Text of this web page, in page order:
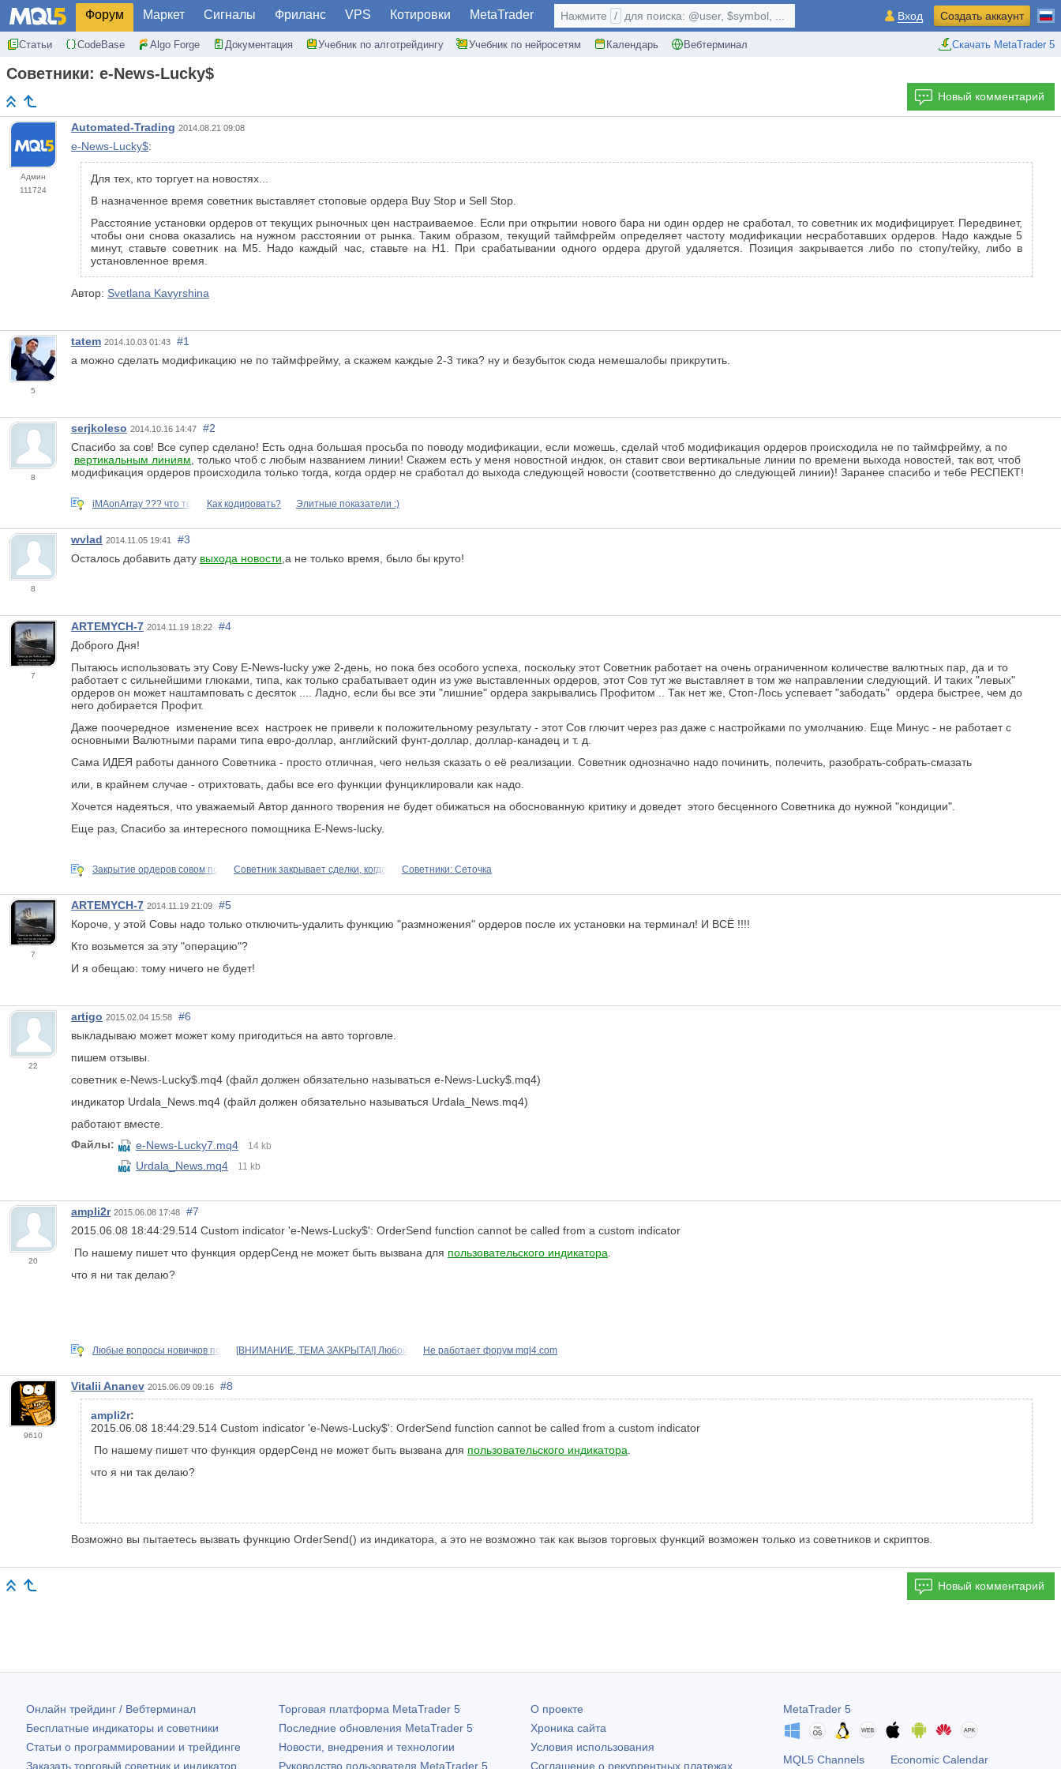
Форум Маркет Сигналы Фриланс VPS Котировки MetaTrader
Статьи CodeBase Algo Forge Документация Учебник по алготрейдингу Учебник по нейросетям Календарь Вебтерминал Скачать MetaTrader 5
Нажмите / для поиска: @user, $symbol, ... Вход Создать аккаунт
Советники: e-News-Lucky$
Новый комментарий
Админ
111724
Automated-Trading 2014.08.21 09:08
e-News-Lucky$:
Для тех, кто торгует на новостях...
В назначенное время советник выставляет стоповые ордера Buy Stop и Sell Stop.
Расстояние установки ордеров от текущих рыночных цен настраиваемое. Если при открытии нового бара ни один ордер не сработал, то советник их модифицирует. Передвинет,
чтобы они снова оказались на нужном расстоянии от рынка. Таким образом, текущий таймфрейм определяет частоту модификации несработавших ордеров. Надо каждые 5
минут, ставьте советник на М5. Надо каждый час, ставьте на Н1. При срабатывании одного ордера другой удаляется. Позиция закрывается либо по стопу/тейку, либо в
установленное время.
Автор: Svetlana Kavyrshina
5
tatem 2014.10.03 01:43
#1
а можно сделать модификацию не по таймфрейму, а скажем каждые 2-3 тика? ну и безубыток сюда немешалобы прикрутить.
8
serjkoleso 2014.10.16 14:47
#2
Спасибо за сов! Все супер сделано! Есть одна большая просьба по поводу модификации, если можешь, сделай чтоб модификация ордеров происходила не по таймфрейму, а по
вертикальным линиям , только чтоб с любым названием линии! Скажем есть у меня новостной индюк, он ставит свои вертикальные линии по времени выхода новостей, так вот, чтоб
модификация ордеров происходила только тогда, когда ордер не сработал до выхода следующей новости (соответственно до следующей линии)! Заранее спасибо и тебе РЕСПЕКТ!
iMAonArray ??? что то Как кодировать? Элитные показатели :)
8
wvlad 2014.11.05 19:41
#3
Осталось добавить дату выхода новости,а не только время, было бы круто!
7
ARTEMYCH-7 2014.11.19 18:22
#4
Доброго Дня!
Пытаюсь использовать эту Сову E-News-lucky уже 2-день, но пока без особого успеха, поскольку этот Советник работает на очень ограниченном количестве валютных пар, да и то
работает с сильнейшими глюками, типа, как только срабатывает один из уже выставленных ордеров, этот Сов тут же выставляет в том же направлении следующий. И таких "левых"
ордеров он может наштамповать с десяток .... Ладно, если бы все эти "лишние" ордера закрывались Профитом .. Так нет же, Стоп-Лось успевает "забодать" ордера быстрее, чем до
него добирается Профит.
Даже поочередное изменение всех настроек не привели к положительному результату - этот Сов глючит через раз даже с настройками по умолчанию. Еще Минус - не работает с
основными Валютными парами типа евро-доллар, английский фунт-доллар, доллар-канадец и т. д.
Сама ИДЕЯ работы данного Советника - просто отличная, чего нельзя сказать о её реализации. Советник однозначно надо починить, полечить, разобрать-собрать-смазать
или, в крайнем случае - отрихтовать, дабы все его функции фунциклировали как надо.
Хочется надеяться, что уважаемый Автор данного творения не будет обижаться на обоснованную критику и доведет этого бесценного Советника до нужной "кондиции".
Еще раз, Спасибо за интересного помощника E-News-lucky.
Закрытие ордеров совом по Советник закрывает сделки, когда Советники: Сеточка
7
ARTEMYCH-7 2014.11.19 21:09
#5
Короче, у этой Совы надо только отключить-удалить функцию "размножения" ордеров после их установки на терминал! И ВСЁ !!!!
Кто возьмется за эту "операцию"?
И я обещаю: тому ничего не будет!
22
artigo 2015.02.04 15:58
#6
выкладываю может может кому пригодиться на авто торговле.
пишем отзывы.
советник e-News-Lucky$.mq4 (файл должен обязательно называться e-News-Lucky$.mq4)
индикатор Urdala_News.mq4 (файл должен обязательно называться Urdala_News.mq4)
работают вместе.
Файлы:
e-News-Lucky7.mq4 14 kb
Urdala_News.mq4 11 kb
20
ampli2r 2015.06.08 17:48
#7
2015.06.08 18:44:29.514 Custom indicator 'e-News-Lucky$': OrderSend function cannot be called from a custom indicator
По нашему пишет что функция ордерСенд не может быть вызвана для пользовательского индикатора
что я ни так делаю?
Любые вопросы новичков по [ВНИМАНИЕ, ТЕМА ЗАКРЫТА!] Любой Не работает форум mql4.com
9610
Vitalii Ananev 2015.06.09 09:16 #8
ampli2r:
2015.06.08 18:44:29.514 Custom indicator 'e-News-Lucky$': OrderSend function cannot be called from a custom indicator
По нашему пишет что функция ордерСенд не может быть вызвана для пользовательского индикатора
что я ни так делаю?
Возможно вы пытаетесь вызвать функцию OrderSend() из индикатора, а это не возможно так как вызов торговых функций возможен только из советников и скриптов.
Новый комментарий
Онлайн трейдинг / Вебтерминал
Бесплатные индикаторы и советники
Статьи о программировании и трейдинге
Заказать торговый советник и индикатор
Торговая платформа MetaTrader 5
Последние обновления MetaTrader 5
Новости, внедрения и технологии
Руководство пользователя MetaTrader 5
О проекте
Хроника сайта
Условия использования
Соглашение о рекуррентных платежах
MetaTrader 5
MQL5 Channels Economic Calendar